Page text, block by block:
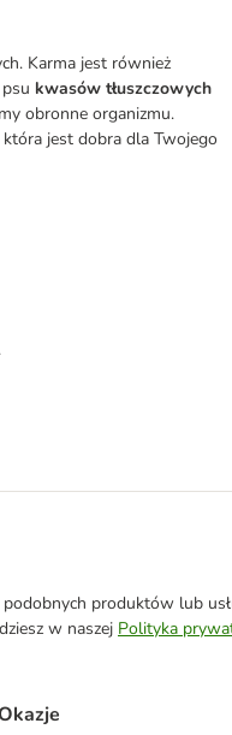
Karma jest również
kwasów tłuszczowych
obronne organizmu.
jest dobra dla Twojego
produktów lub
w naszej Polityka